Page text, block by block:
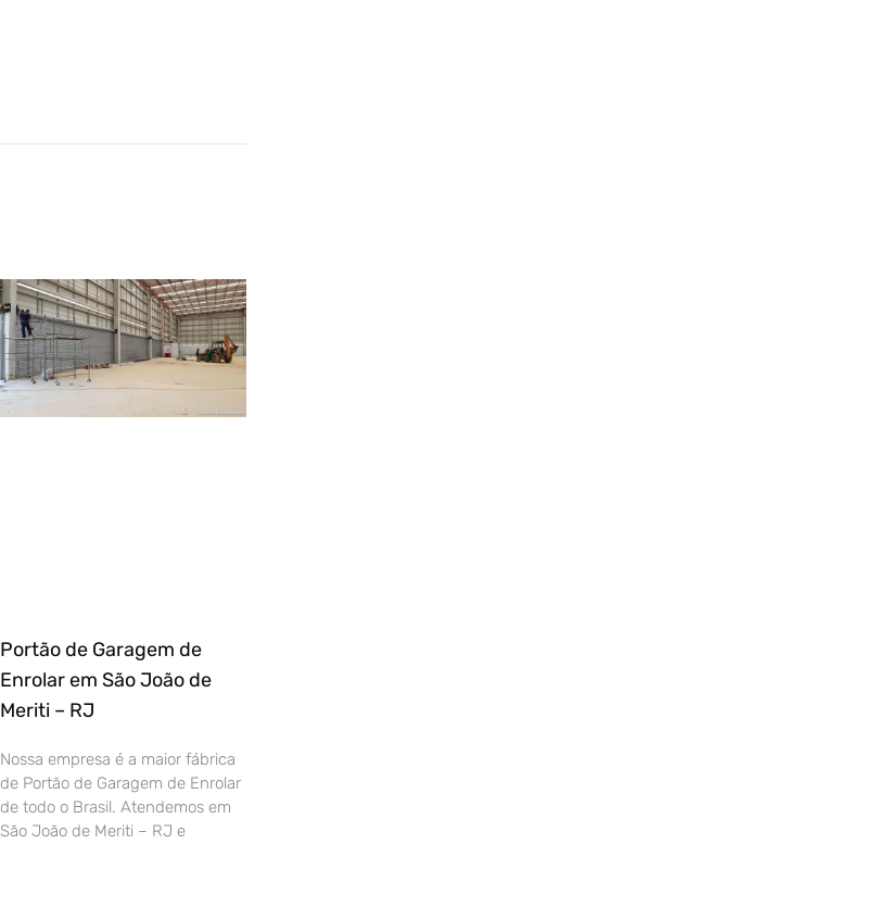
Portão de Garagem de
Enrolar em São João de
Meriti – RJ
Nossa empresa é a maior fábrica
de Portão de Garagem de Enrolar
de todo o Brasil. Atendemos em
São João de Meriti – RJ e